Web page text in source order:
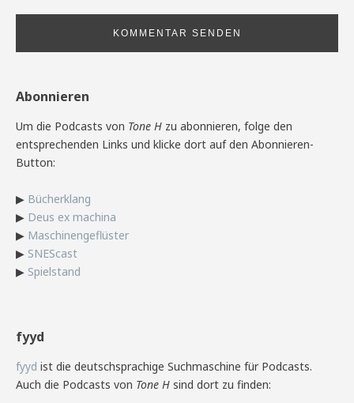
Abonnieren
Um die Podcasts von Tone H zu abonnieren, folge den
entsprechenden Links und klicke dort auf den Abonnieren-
Button:
▶ Bücherklang
▶ Deus ex machina
▶ Maschinengeflüster
▶ SNEScast
▶ Spielstand
fyyd
fyyd ist die deutschsprachige Suchmaschine für Podcasts.
Auch die Podcasts von Tone H sind dort zu finden: